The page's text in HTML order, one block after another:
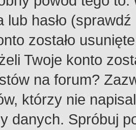
lub hasło
zostało
Twoje konto
na forum?
którzy nie
danych. Spróbuj